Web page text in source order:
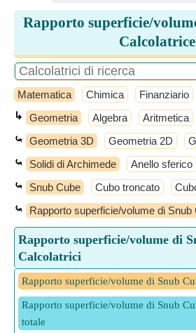
Rapporto superficie/
Calcolatrice
Matematica Chimica Finanziario
↳ Geometria Algebra Aritmetica
⤿ Geometria 3D Geometria 2D
⤿ Solidi di Archimede Anello sferico
⤿ Snub Cube Cubo troncato
⤿ Rapporto superficie/volume di Snub
Rapporto superficie/volume di
Calcolatrici
Rapporto superficie/volume di Snub
Rapporto superficie/volume di Snub
totale